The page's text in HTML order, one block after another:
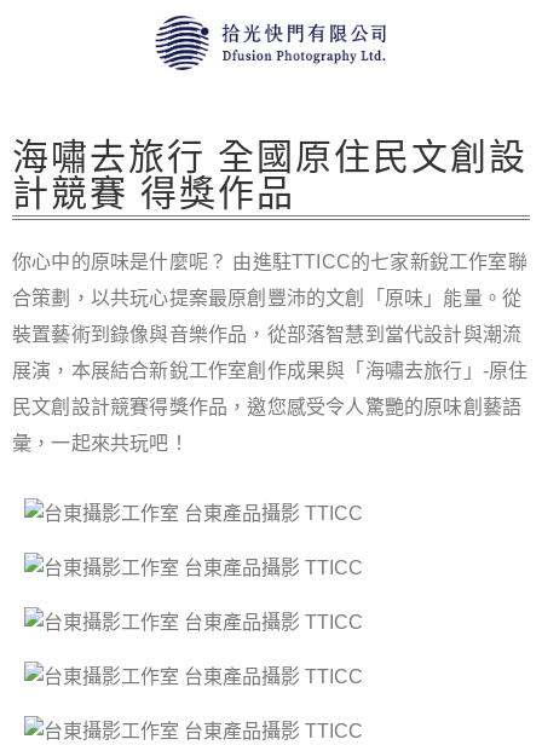
海嘯去旅行 全國原住民文創設
計競賽 得獎作品
你心中的原味是什麼呢？ 由進駐TTICC的七家新銳工作室聯
合策劃，以共玩心提案最原創豐沛的文創「原味」能量。從
裝置藝術到錄像與音樂作品，從部落智慧到當代設計與潮流
展演，本展結合新銳工作室創作成果與「海嘯去旅行」-原住
民文創設計競賽得獎作品，邀您感受令人驚艷的原味創藝語
彙，一起來共玩吧！